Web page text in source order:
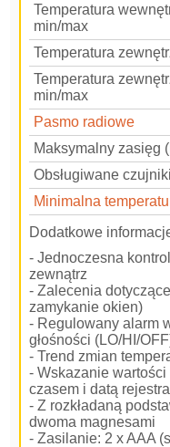
Temperatura
min/max
Temperatura
Temperatura
min/max
Pasmo radiowe
Maksymalny zasięg
Obsługiwane czujniki
Minimalna
Dodatkowe
- Jednoczesna
zewnątrz
- Zalecenia
zamykanie okien)
- Regulowany alarm
głośności (LO/HI/
- Trend zmian
- Wskazanie
czasem i datą
- Z rozkładaną
dwoma magnesami
- Zasilanie: 2 x AAA